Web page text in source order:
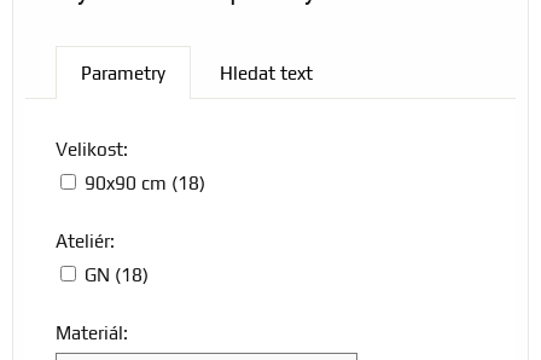
Parametry Hledat text
Velikost:
90x90 cm (18)
Ateliér:
GN (18)
Materiál: